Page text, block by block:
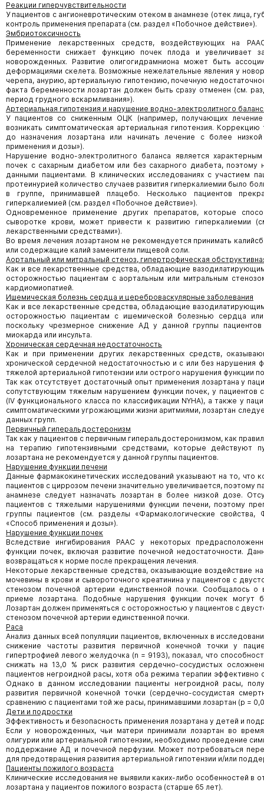
Реакции гиперчувствительности
У пациентов с ангионевротическим отеком в анамнезе (отек лица,
контроль применения препарата (см. раздел «Побочное действие»).
Эмбриотоксичность
Применение лекарственных средств, воздействующих на
беременности снижает функцию почек плода и увеличивает
новорожденных. Развитие олигогидрамниона может быть
деформациями скелета. Возможные нежелательные явления у
черепа, анурию, артериальную гипотензию, почечную
факта беременности лозартан должен быть сразу отменен (см.
период грудного вскармливания»).
Артериальная гипотензия и нарушение водно-электролитного
У пациентов со сниженным ОЦК (например, получающих
возникать симптоматическая артериальная гипотензия.
до назначения лозартана или начинать лечение с более
применения и дозы»).
Нарушение водно-электролитного баланса является
почек с сахарным диабетом или без сахарного диабета,
данными пациентами. В клинических исследованиях с участием
протеинурией количество случаев развития гиперкалиемии было
в группе, принимавшей плацебо. Несколько пациентов
гиперкалиемией (см. раздел «Побочное действие»).
Одновременное применение других препаратов, которые
сыворотке крови, может привести к развитию гиперкалиемии
лекарственными средствами»).
Во время лечения лозартаном не рекомендуется принимать
или содержащие калий заменители пищевой соли.
Аортальный или митральный стеноз, гипертрофическая
Как и все лекарственные средства, обладающие
осторожностью пациентам с аортальным или митральным
кардиомиопатией.
Ишемическая болезнь сердца и цереброваскулярные заболевания
Как и все лекарственные средства, обладающие
осторожностью пациентам с ишемической болезнью сердца или
поскольку чрезмерное снижение АД у данной группы
миокарда или инсульта.
Хроническая сердечная недостаточность
Как и при применении других лекарственных средств,
хронической сердечной недостаточностью и с или без нарушения
тяжелой артериальной гипотензии или острого нарушения функции
Так как отсутствует достаточный опыт применения лозартана у
сопутствующим тяжелым нарушением функции почек, у пациентов
(IV функционального класса по классификации NYHA), а также у
симптоматическими угрожающими жизни аритмиями, лозартан
данных групп.
Первичный гиперальдостеронизм
Так как у пациентов с первичным гиперальдостеронизмом, как
на терапию гипотензивными средствами, которые действуют
лозартана не рекомендуется у данной группы пациентов.
Нарушение функции печени
Данные фармакокинетических исследований указывают на то, что
пациентов с циррозом печени значительно увеличивается, поэтому
анамнезе следует назначать лозартан в более низкой дозе.
пациентов с тяжелыми нарушениями функции печени, поэтому
группы пациентов (см. разделы «Фармакологические свойства,
«Способ применения и дозы»).
Нарушение функции почек
Вследствие ингибирования РААС у некоторых
функции почек, включая развитие почечной недостаточности.
возвращаться к норме после прекращения лечения.
Некоторые лекарственные средства, оказывающие воздействие
мочевины в крови и сывороточного креатинина у пациентов с
стенозом почечной артерии единственной почки. Сообщалось о
приеме лозартана. Подобные нарушения функции почек могут
Лозартан должен применяться с осторожностью у пациентов с
стенозом почечной артерии единственной почки.
Раса
Анализ данных всей популяции пациентов, включенных в
снижение частоты развития первичной конечной точки у
гипертрофией левого желудочка (n = 9193), показал, что
снижать на 13,0 % риск развития сердечно-сосудистых
пациентов негроидной расы, хотя оба режима терапии эффективно
Однако в данном исследовании пациенты негроидной расы,
развития первичной конечной точки (сердечно-сосудистая
сравнению с пациентами той же расы, принимавшими лозартан (р =
Дети и подростки
Эффективность и безопасность применения лозартана у детей и
Если у новорожденных, чьи матери принимали лозартан во
олигурии или артериальной гипотензии, необходимо проведение
поддержание АД и почечной перфузии. Может потребоваться
для предотвращения развития артериальной гипотензии и/или
Пациенты пожилого возраста
Клинические исследования не выявили каких-либо особенностей в
лозартана у пациентов пожилого возраста (старше 65 лет).